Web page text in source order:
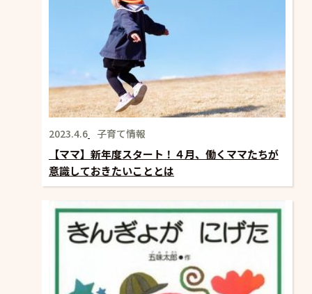
2023.4.6 子育て情報
【ママ】新年度スタート！４月、働くママたちが
意識しておきたいこととは